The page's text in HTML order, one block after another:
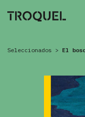
Seleccionados > El